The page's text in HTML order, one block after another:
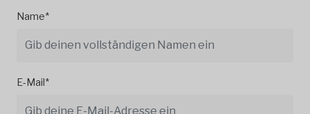
Name*
E-Mail*